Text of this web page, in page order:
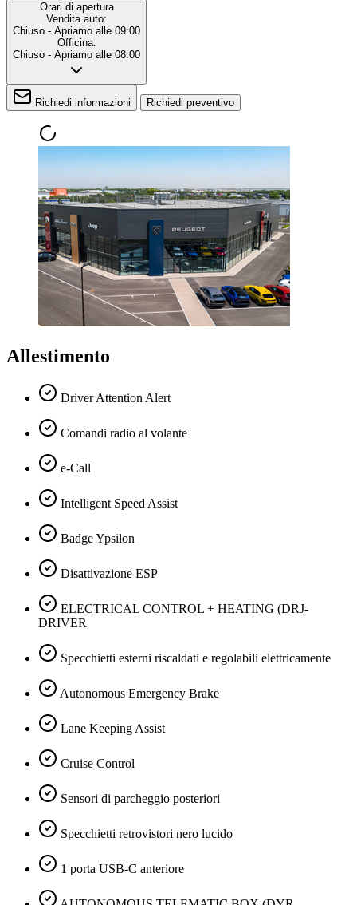
Orari di apertura
Vendita auto:
Chiuso - Apriamo alle 09:00
Officina:
Chiuso - Apriamo alle 08:00
Richiedi informazioni Richiedi preventivo
Allestimento
Driver Attention Alert
Comandi radio al volante
e-Call
Intelligent Speed Assist
Badge Ypsilon
Disattivazione ESP
ELECTRICAL CONTROL + HEATING (DRJ-
DRIVER
Specchietti esterni riscaldati e regolabili elettricamente
Autonomous Emergency Brake
Lane Keeping Assist
Cruise Control
Sensori di parcheggio posteriori
Specchietti retrovistori nero lucido
1 porta USB-C anteriore